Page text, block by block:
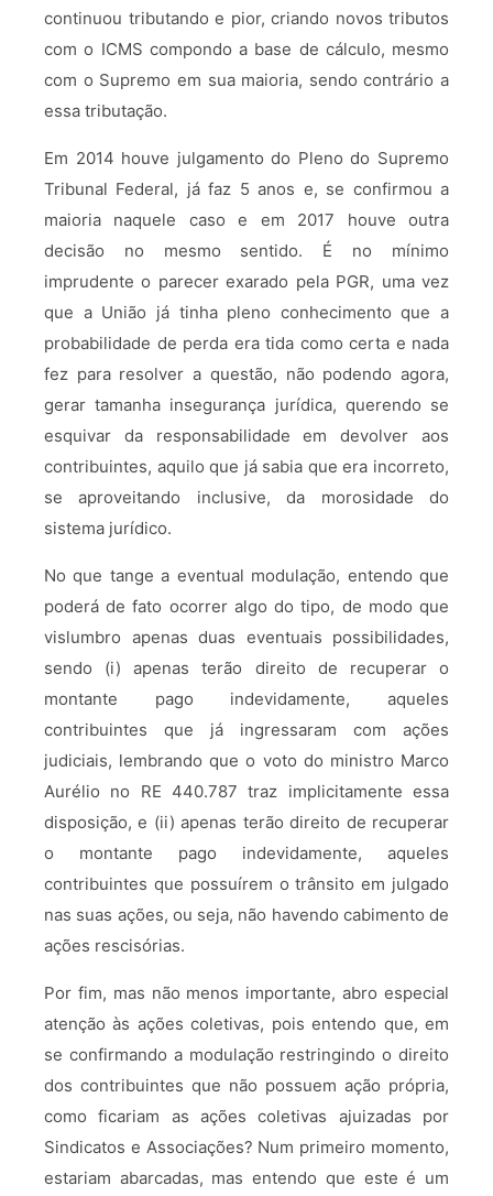
continuou tributando e pior, criando novos tributos
com o ICMS compondo a base de cálculo, mesmo
com o Supremo em sua maioria, sendo contrário a
essa tributação.
Em 2014 houve julgamento do Pleno do Supremo
Tribunal Federal, já faz 5 anos e, se confirmou a
maioria naquele caso e em 2017 houve outra
decisão no mesmo sentido. É no mínimo
imprudente o parecer exarado pela PGR, uma vez
que a União já tinha pleno conhecimento que a
probabilidade de perda era tida como certa e nada
fez para resolver a questão, não podendo agora,
gerar tamanha insegurança jurídica, querendo se
esquivar da responsabilidade em devolver aos
contribuintes, aquilo que já sabia que era incorreto,
se aproveitando inclusive, da morosidade do
sistema jurídico.
No que tange a eventual modulação, entendo que
poderá de fato ocorrer algo do tipo, de modo que
vislumbro apenas duas eventuais possibilidades,
sendo (i) apenas terão direito de recuperar o
montante pago indevidamente, aqueles
contribuintes que já ingressaram com ações
judiciais, lembrando que o voto do ministro Marco
Aurélio no RE 440.787 traz implicitamente essa
disposição, e (ii) apenas terão direito de recuperar
o montante pago indevidamente, aqueles
contribuintes que possuírem o trânsito em julgado
nas suas ações, ou seja, não havendo cabimento de
ações rescisórias.
Por fim, mas não menos importante, abro especial
atenção às ações coletivas, pois entendo que, em
se confirmando a modulação restringindo o direito
dos contribuintes que não possuem ação própria,
como ficariam as ações coletivas ajuizadas por
Sindicatos e Associações? Num primeiro momento,
estariam abarcadas, mas entendo que este é um